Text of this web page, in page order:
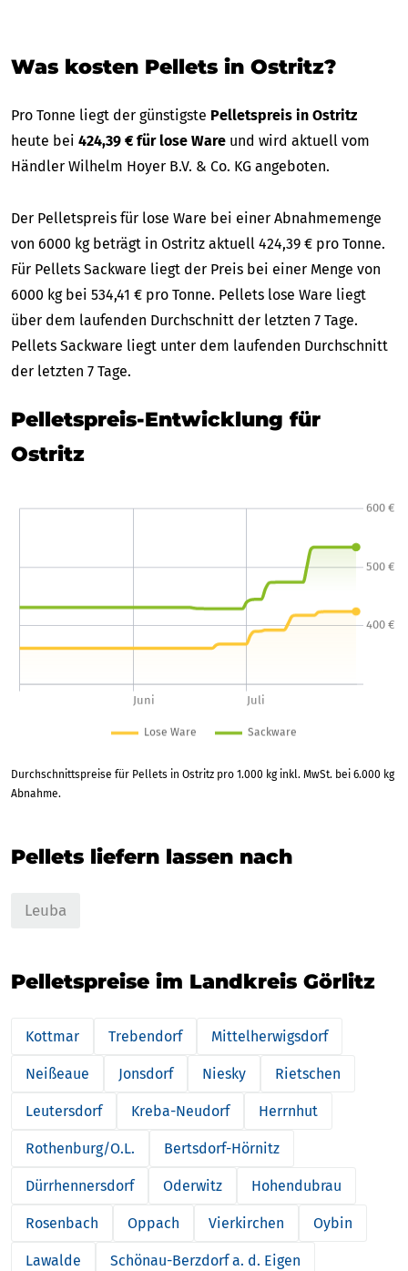
Was kosten Pellets in Ostritz?
Pro Tonne liegt der günstigste Pelletspreis in Ostritz
heute bei 424,39 € für lose Ware und wird aktuell vom
Händler Wilhelm Hoyer B.V. & Co. KG angeboten.
Der Pelletspreis für lose Ware bei einer Abnahmemenge
von 6000 kg beträgt in Ostritz aktuell 424,39 € pro Tonne.
Für Pellets Sackware liegt der Preis bei einer Menge von
6000 kg bei 534,41 € pro Tonne. Pellets lose Ware liegt
über dem laufenden Durchschnitt der letzten 7 Tage.
Pellets Sackware liegt unter dem laufenden Durchschnitt
der letzten 7 Tage.
Pelletspreis-Entwicklung für
Ostritz
Durchschnittspreise für Pellets in Ostritz pro 1.000 kg inkl. MwSt. bei 6.000 kg
Abnahme.
Pellets liefern lassen nach
Leuba
Pelletspreise im Landkreis Görlitz
Kottmar Trebendorf Mittelherwigsdorf
Neißeaue Jonsdorf Niesky Rietschen
Leutersdorf Kreba-Neudorf Herrnhut
Rothenburg/O.L. Bertsdorf-Hörnitz
Dürrhennersdorf Oderwitz Hohendubrau
Rosenbach Oppach Vierkirchen Oybin
Lawalde Schönau-Berzdorf a. d. Eigen